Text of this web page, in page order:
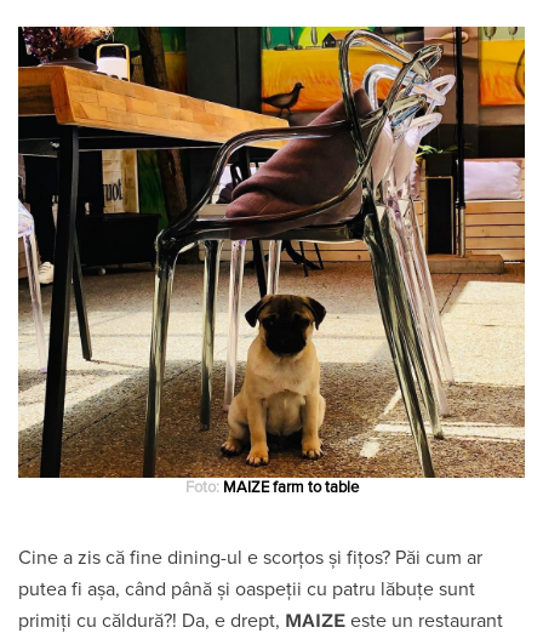
Foto: MAIZE farm to table
Cine a zis că fine dining-ul e scorțos și fițos? Păi cum ar
putea fi așa, când până și oaspeții cu patru lăbuțe sunt
primiți cu căldură?! Da, e drept, MAIZE este un restaurant